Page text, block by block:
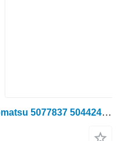
Гидравлический ротатор Komatsu 5077837 5044240 для харвестера Komatsu 901TX